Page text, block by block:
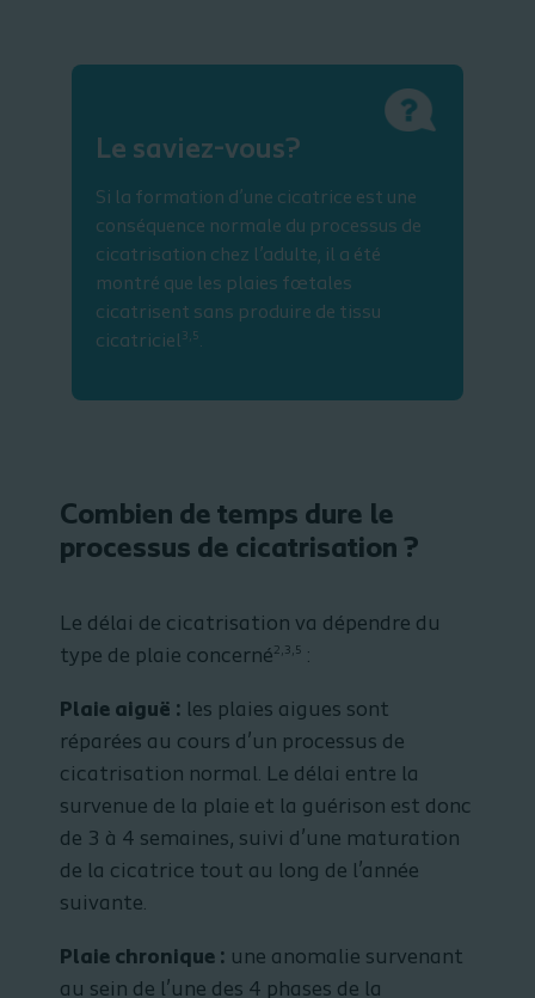
Le saviez-vous?
Si la formation d’une cicatrice est une
conséquence normale du processus de
cicatrisation chez l’adulte, il a été
montré que les plaies fœtales
cicatrisent sans produire de tissu
cicatriciel3,5.
Combien de temps dure le
processus de cicatrisation ?
Le délai de cicatrisation va dépendre du
type de plaie concerné2,3,5 :
Plaie aiguë : les plaies aigues sont
réparées au cours d’un processus de
cicatrisation normal. Le délai entre la
survenue de la plaie et la guérison est donc
de 3 à 4 semaines, suivi d’une maturation
de la cicatrice tout au long de l’année
suivante.
Plaie chronique : une anomalie survenant
au sein de l’une des 4 phases de la